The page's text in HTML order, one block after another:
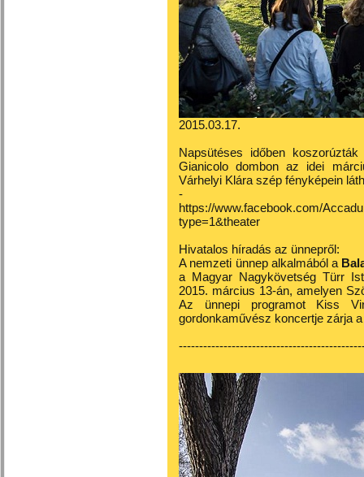
2015.03.17.
Napsütéses időben
Gianicolo dombon az idei
Várhelyi Klára szép fényképein
-
https://www.facebook.com/
type=1&theater
Hivatalos híradás az ünnepről:
A nemzeti ünnep alkalmából a
a Magyar Nagykövetség Türr
2015. március 13-án, amelyen
Az ünnepi programot Kiss
gordonkaművész koncertje zárja